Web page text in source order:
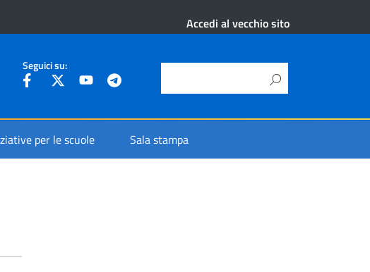
Accedi al vecchio sito
Seguici su:
per le scuole Sala stampa